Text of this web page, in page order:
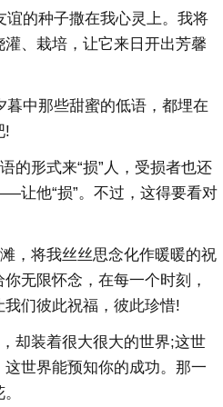
的种子撒在我心灵上。我将
、栽培，让它来日开出芳馨
中那些甜蜜的低语，都埋在
!
形式来“损”人，受损者也还
让他“损”。不过，这得要看对
将我丝丝思念化作暖暖的祝
无限怀念，在每一个时刻，
们彼此祝福，彼此珍惜!
装着很大很大的世界;这世
世界能预知你的成功。那一